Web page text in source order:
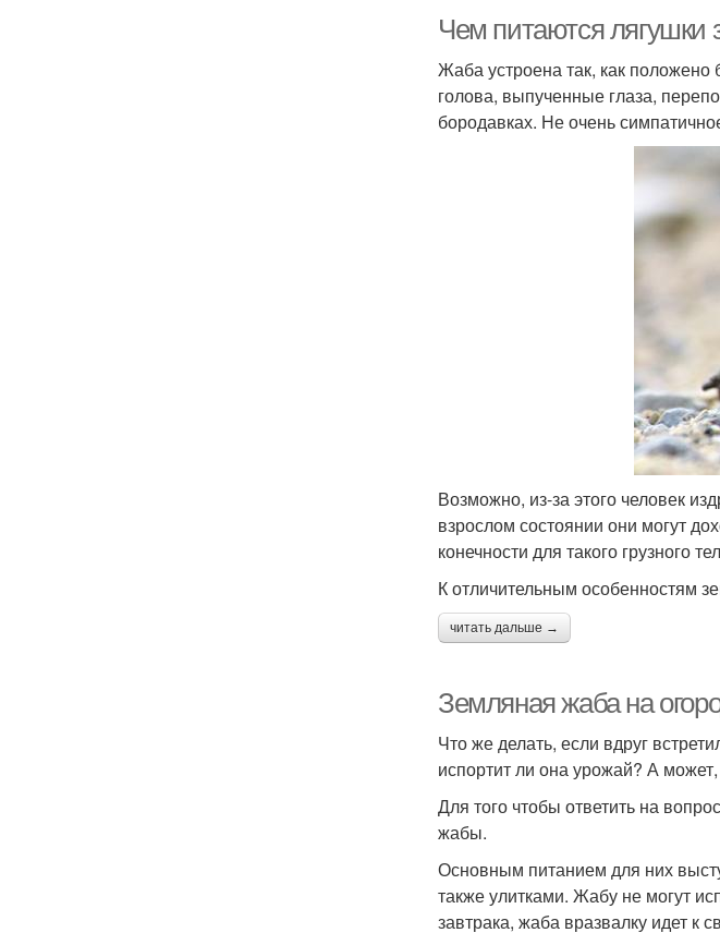
Чем питаются
Жаба устроена так, как положено
голова, выпученные глаза,
бородавках. Не очень
Возможно, из-за этого человек
взрослом состоянии они могут
конечности для такого грузного
К отличительным особенностям
читать дальше →
Земляная жаба на
Что же делать, если вдруг
испортит ли она урожай? А
Для того чтобы ответить на
жабы.
Основным питанием для них
также улитками. Жабу не могут
завтрака, жаба вразвалку идет к